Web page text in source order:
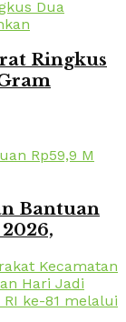
Ringkus
Bantuan